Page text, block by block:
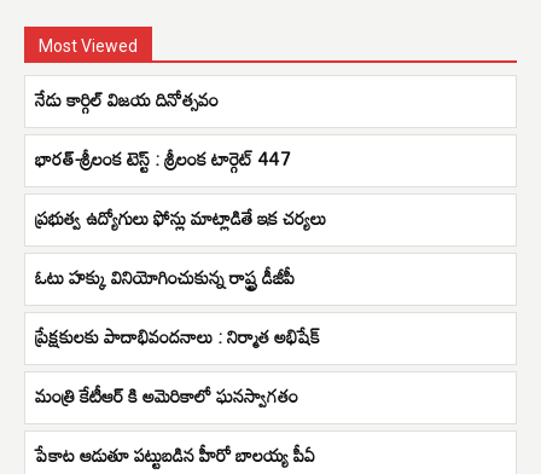
Most Viewed
నేడు కార్గిల్‌ విజయ దినోత్సవం
భారత్-శ్రీలంక టెస్ట్ : శ్రీలంక టార్గెట్ 447
ప్రభుత్వ ఉద్యోగులు ఫోన్లు మాట్లాడితే ఇక చర్యలు
ఓటు హక్కు వినియోగించుకున్న రాష్ట్ర డీజీపీ
ప్రేక్షకులకు పాదాభివందనాలు : నిర్మాత అభిషేక్
మంత్రి కేటీఆర్ కి అమెరికాలో ఘనస్వాగతం
పేకాట ఆడుతూ పట్టుబడిన హీరో బాలయ్య పీఏ